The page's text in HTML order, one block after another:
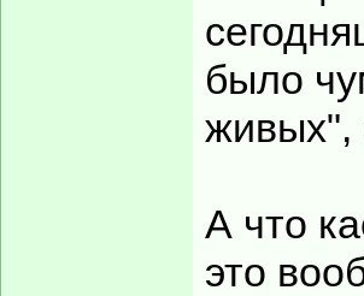
было
живых",
А что
это